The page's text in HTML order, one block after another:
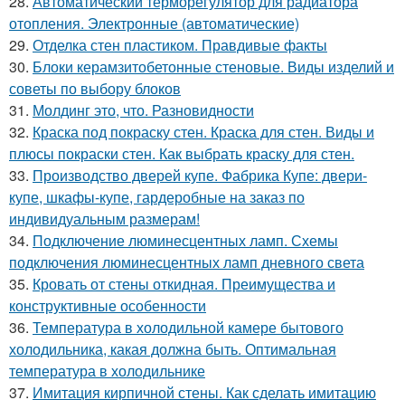
отопления. Электронные (автоматические)
29. Отделка стен пластиком. Правдивые факты
30. Блоки керамзитобетонные стеновые. Виды изделий и
советы по выбору блоков
31. Молдинг это, что. Разновидности
32. Краска под покраску стен. Краска для стен. Виды и
плюсы покраски стен. Как выбрать краску для стен.
33. Производство дверей купе. Фабрика Купе: двери-
купе, шкафы-купе, гардеробные на заказ по
индивидуальным размерам!
34. Подключение люминесцентных ламп. Схемы
подключения люминесцентных ламп дневного света
35. Кровать от стены откидная. Преимущества и
конструктивные особенности
36. Температура в холодильной камере бытового
холодильника, какая должна быть. Оптимальная
температура в холодильнике
37. Имитация кирпичной стены. Как сделать имитацию